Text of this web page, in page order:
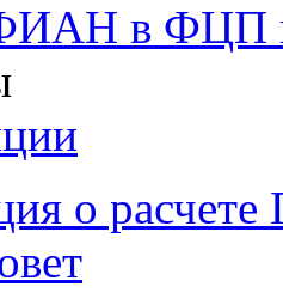
ФИАН в ФЦП
о